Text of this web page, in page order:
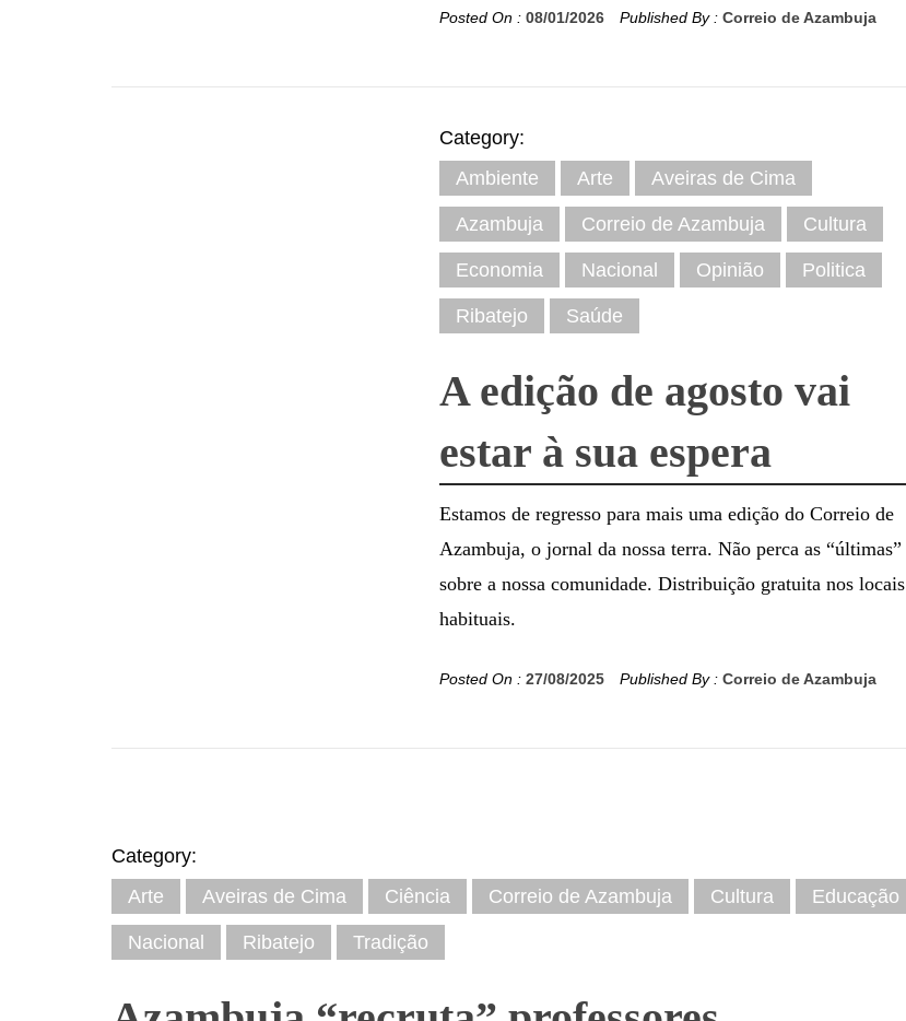
Posted On : 08/01/2026 Published By : Correio de Azambuja
Category:
Ambiente
Arte Aveiras de Cima
Azambuja Correio de Azambuja Cultura
Economia Nacional Opinião Politica
Ribatejo Saúde
A edição de agosto vai
estar à sua espera
Estamos de regresso para mais uma edição do Correio de
Azambuja, o jornal da nossa terra. Não perca as “últimas”
sobre a nossa comunidade. Distribuição gratuita nos locais
habituais.
Posted On : 27/08/2025 Published By : Correio de Azambuja
Category:
Arte
Aveiras de Cima Ciência Correio de Azambuja Cultura Educação
Nacional Ribatejo Tradição